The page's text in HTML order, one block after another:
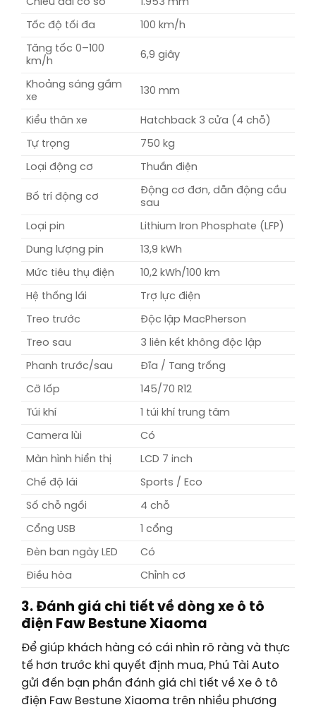
Tốc độ tối đa 100 km/h
Tăng tốc 0–100
km/h
6,9 giây
Khoảng sáng gầm
xe
130 mm
Kiểu thân xe Hatchback 3 cửa (4 chỗ)
Tự trọng 750 kg
Loại động cơ Thuần điện
Bố trí động cơ
Động cơ đơn, dẫn động cầu
sau
Loại pin Lithium Iron Phosphate (LFP)
Dung lượng pin 13,9 kWh
Mức tiêu thụ điện 10,2 kWh/100 km
Hệ thống lái Trợ lực điện
Treo trước Độc lập MacPherson
Treo sau 3 liên kết không độc lập
Phanh trước/sau Đĩa / Tang trống
Cỡ lốp 145/70 R12
Túi khí 1 túi khí trung tâm
Camera lùi Có
Màn hình hiển thị LCD 7 inch
Chế độ lái Sports / Eco
Số chỗ ngồi 4 chỗ
Cổng USB 1 cổng
Đèn ban ngày LED Có
Điều hòa Chỉnh cơ
3. Đánh giá chi tiết về dòng xe ô tô
điện Faw Bestune Xiaoma
Để giúp khách hàng có cái nhìn rõ ràng và thực
tế hơn trước khi quyết định mua, Phú Tài Auto
gửi đến bạn phần đánh giá chi tiết về Xe ô tô
điện Faw Bestune Xiaoma trên nhiều phương